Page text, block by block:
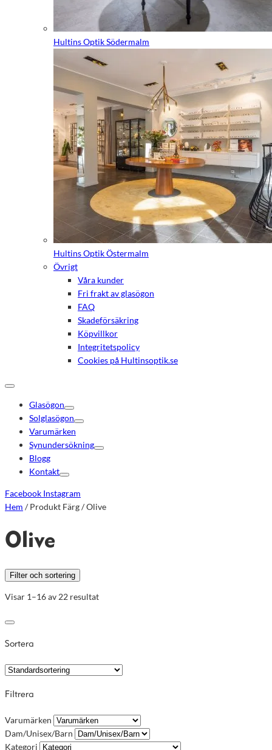
Hultins Optik Södermalm
Hultins Optik Östermalm
Övrigt
Våra kunder
Fri frakt av glasögon
FAQ
Skadeförsäkring
Köpvillkor
Integritetspolicy
Cookies på Hultinsoptik.se
Glasögon
Solglasögon
Varumärken
Synundersökning
Blogg
Kontakt
Facebook Instagram
Hem / Produkt Färg / Olive
Olive
Filter och sortering
Visar 1–16 av 22 resultat
Sortera
Filtrera
Varumärken
Dam/Unisex/Barn
Kategori